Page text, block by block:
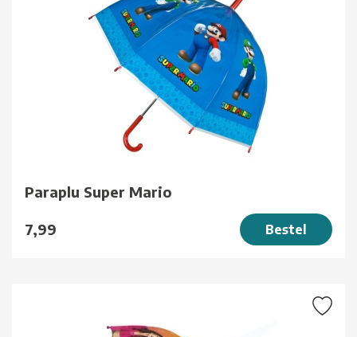
Paraplu Super Mario
7,99 Bestel